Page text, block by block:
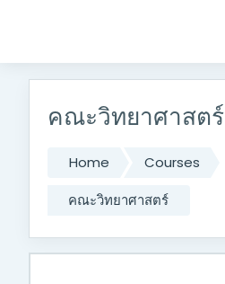
คณะวิทยาศาสตร์
Home
Courses
คณะวิทยาศาสตร์